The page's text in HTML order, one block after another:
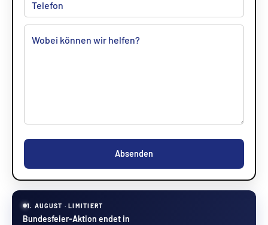
Absenden
1. AUGUST · LIMITIERT
Bundesfeier-Aktion endet in